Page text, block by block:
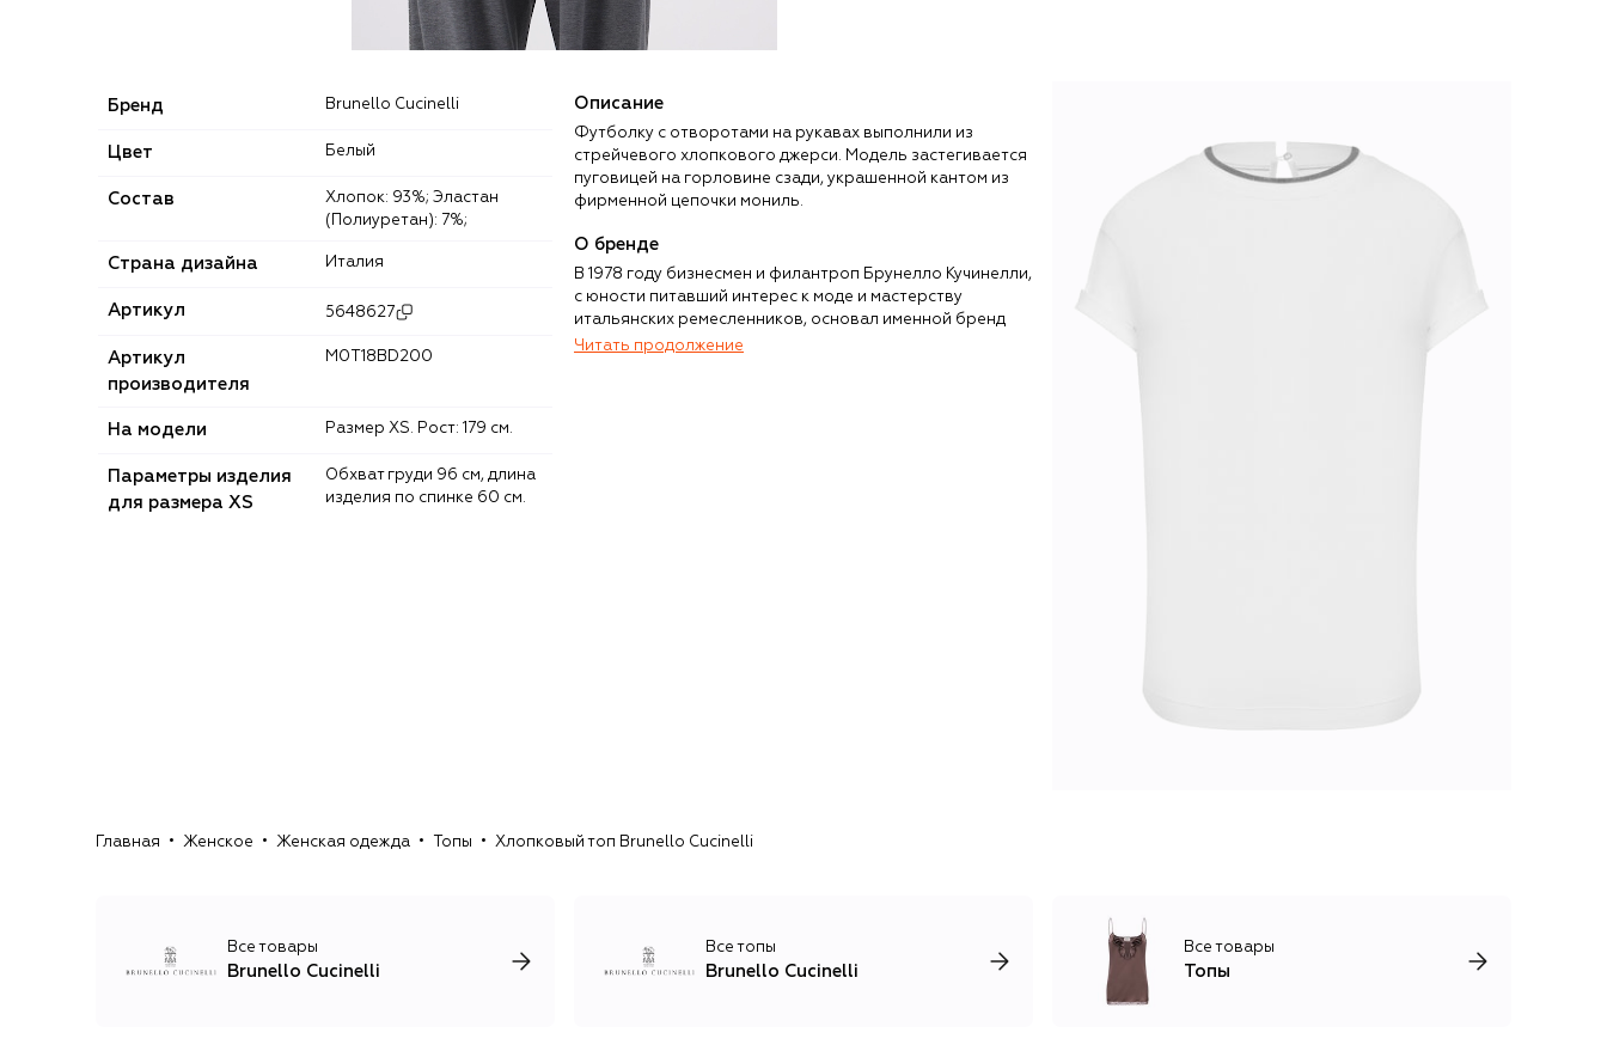
Бренд Brunello Cucinelli
Цвет Белый
Состав
Хлопок: 93%; Эластан
(Полиуретан): 7%;
Страна дизайна Италия
Артикул 5648627
Артикул
производителя
M0T18BD200
На модели Размер XS. Рост: 179 см.
Параметры изделия
для размера XS
Обхват груди 96 см, длина
изделия по спинке 60 см.
Описание
Футболку с отворотами на рукавах выполнили из
стрейчевого хлопкового джерси. Модель застегивается
пуговицей на горловине сзади, украшенной кантом из
фирменной цепочки мониль.
О бренде
В 1978 году бизнесмен и филантроп Брунелло Кучинелли,
с юности питавший интерес к моде и мастерству
итальянских ремесленников, основал именной бренд
одежды из кашемира. Переломный момент в истории
хлопок.
спорт-шик: брючные костюмы из шерсти и льна,
шелковые платья с изящными вышивками, базовые вещи
Читать продолжение
Главная Женское Женская одежда Топы Хлопковый топ Brunello Cucinelli
Все товары
Brunello Cucinelli
Все топы
Brunello Cucinelli
Все товары
Топы